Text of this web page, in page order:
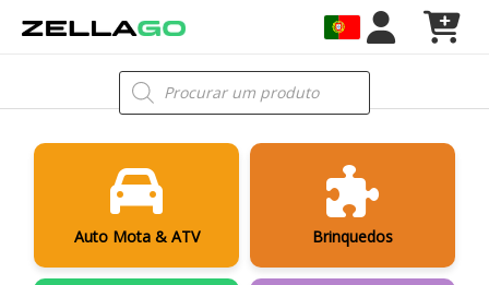
Products
search
Auto Mota & ATV Brinquedos